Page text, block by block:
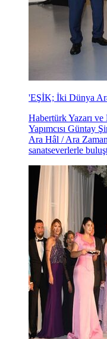
'EŞİK; İki Dünya
Habertürk Yazarı
Yapımcısı Güntay
Ara Hâl / Ara
sanatseverlerle